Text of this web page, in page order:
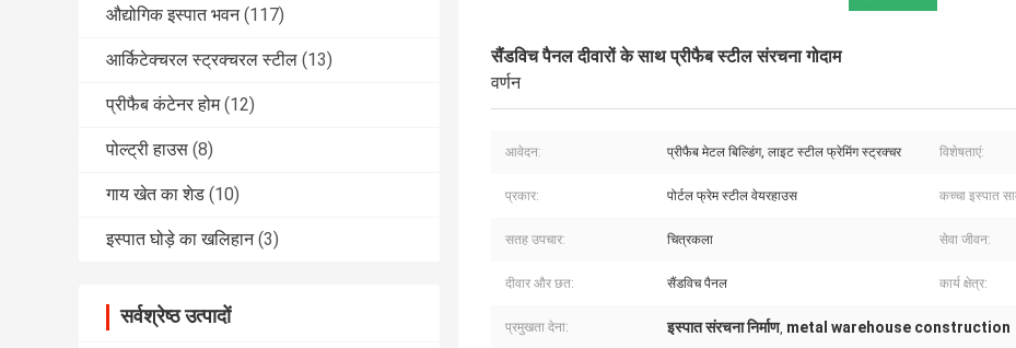
औद्योगिक इस्पात भवन (117)
आर्किटेक्चरल स्ट्रक्चरल स्टील (13)
प्रीफैब कंटेनर होम (12)
पोल्ट्री हाउस (8)
गाय खेत का शेड (10)
इस्पात घोड़े का खलिहान (3)
सर्वश्रेष्ठ उत्पादों
सैंडविच पैनल दीवारों के साथ प्रीफैब स्टील संरचना गोदाम
वर्णन
आवेदन: प्रीफैब मेटल बिल्डिंग, लाइट स्टील फ्रेमिंग स्ट्रक्चर विशेषताएं:
प्रकार: पोर्टल फ्रेम स्टील वेयरहाउस कच्चा इस्पात
सतह उपचार: चित्रकला सेवा जीवन:
दीवार और छत: सैंडविच पैनल कार्य क्षेत्र:
प्रमुखता देना: इस्पात संरचना निर्माण, metal warehouse construction